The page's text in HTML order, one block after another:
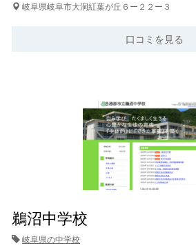
岐阜県岐阜市大洞紅葉が丘６ー２２ー３
口コミを見る
鵜沼中学校
岐阜県の中学校